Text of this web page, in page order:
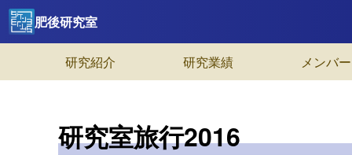
肥後研究室
研究紹介 研究業績 メンバー
研究室旅行2016